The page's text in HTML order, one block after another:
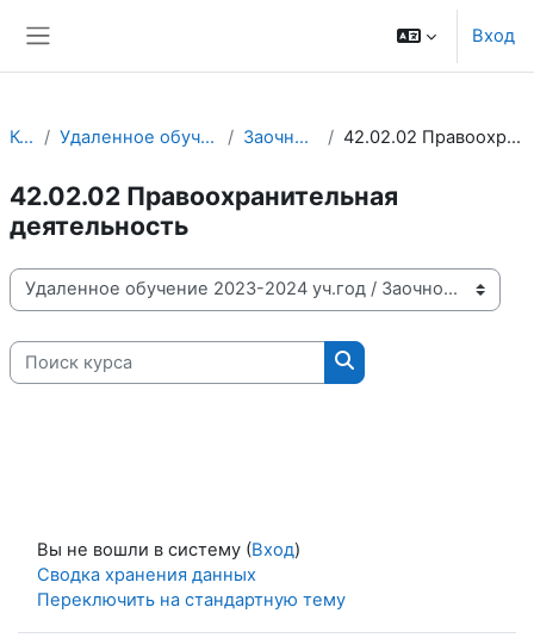
Вход
Курсы Удаленное обучение 2023-2024 уч.год Заочное отделение 42.02.02 Правоохранительная деятельность
42.02.02 Правоохранительная
деятельность
Категории курсов
Поиск курса
Поиск курса
Вы не вошли в систему (Вход)
Сводка хранения данных
Переключить на стандартную тему